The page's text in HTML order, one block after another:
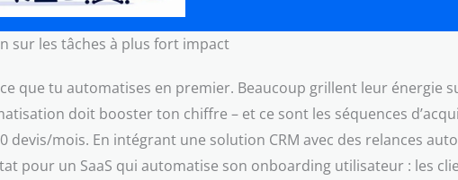
sur les tâches à plus fort impact
que tu automatises en premier. Beaucoup grillent leur énergie
doit booster ton chiffre – et ce sont les séquences
devis/mois. En intégrant une solution CRM avec des relances
pour un SaaS qui automatise son onboarding utilisateur : les